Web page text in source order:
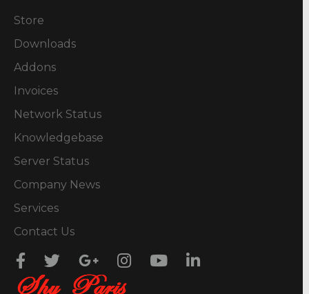
Store
Downloads
Addons
Invoices
Network Status
Knowledgebase
Server Status
Company News
Services
Contact Us